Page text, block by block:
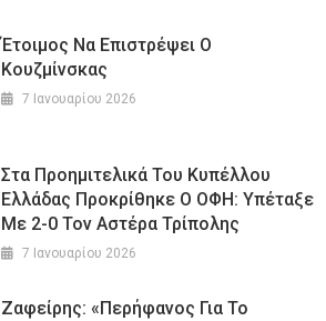
Έτοιμος Να Επιστρέψει Ο
Κουζμίνσκας
7 Ιανουαρίου 2026
Στα Προημιτελικά Του Κυπέλλου
Ελλάδας Προκρίθηκε Ο ΟΦΗ: Υπέταξε
Με 2-0 Τον Αστέρα Τρίπολης
7 Ιανουαρίου 2026
Ζαφείρης: «Περήφανος Για Το